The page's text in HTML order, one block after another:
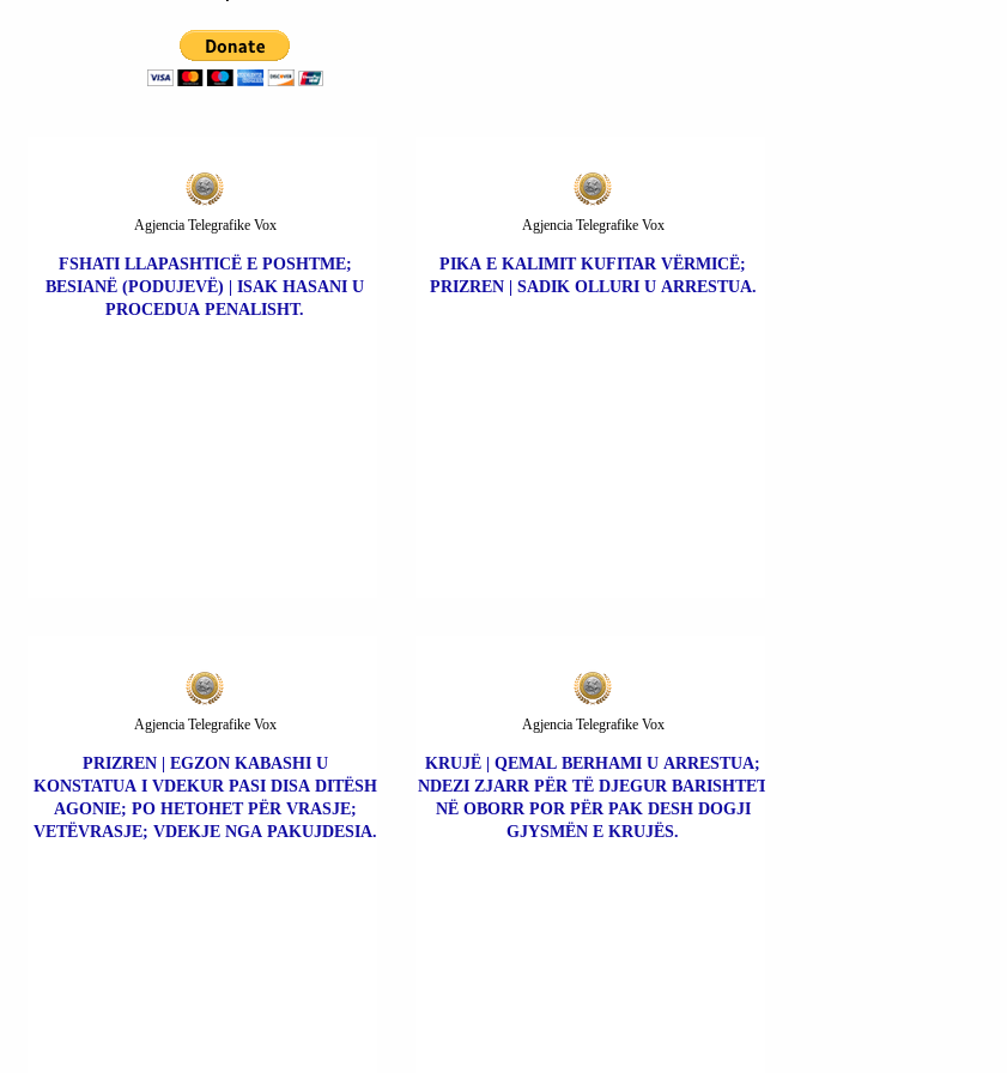
FSHATI LLAPASHTICË E POSHTME;
BESIANË (PODUJEVË) | ISAK HASANI U
PROCEDUA PENALISHT.
Agjencia Telegrafike Vox
PIKA E KALIMIT KUFITAR VËRMICË;
PRIZREN | SADIK OLLURI U ARRESTUA.
Agjencia Telegrafike Vox
PRIZREN | EGZON KABASHI U
KONSTATUA I VDEKUR PASI DISA DITËSH
AGONIE; PO HETOHET PËR VRASJE;
VETËVRASJE; VDEKJE NGA PAKUJDESIA.
Agjencia Telegrafike Vox
KRUJË | QEMAL BERHAMI U ARRESTUA;
NDEZI ZJARR PËR TË DJEGUR BARISHTET
NË OBORR POR PËR PAK DESH DOGJI
GJYSMËN E KRUJËS.
Agjencia Telegrafike Vox